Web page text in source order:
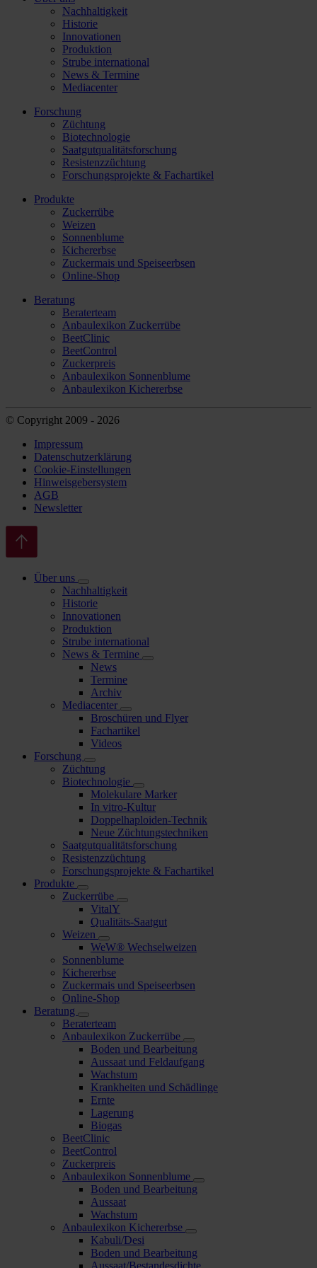
Nachhaltigkeit
Historie
Innovationen
Produktion
Strube international
News & Termine
Mediacenter
Forschung
Züchtung
Biotechnologie
Saatgutqualitätsforschung
Resistenzzüchtung
Forschungsprojekte & Fachartikel
Produkte
Zuckerrübe
Weizen
Sonnenblume
Kichererbse
Zuckermais und Speiseerbsen
Online-Shop
Beratung
Beraterteam
Anbaulexikon Zuckerrübe
BeetClinic
BeetControl
Zuckerpreis
Anbaulexikon Sonnenblume
Anbaulexikon Kichererbse
© Copyright 2009 - 2026
Impressum
Datenschutzerklärung
Cookie-Einstellungen
Hinweisgebersystem
AGB
Newsletter
Über uns
Nachhaltigkeit
Historie
Innovationen
Produktion
Strube international
News & Termine
News
Termine
Archiv
Mediacenter
Broschüren und Flyer
Fachartikel
Videos
Forschung
Züchtung
Biotechnologie
Molekulare Marker
In vitro-Kultur
Doppelhaploiden-Technik
Neue Züchtungstechniken
Saatgutqualitätsforschung
Resistenzzüchtung
Forschungsprojekte & Fachartikel
Produkte
Zuckerrübe
VitalY
Qualitäts-Saatgut
Weizen
WeW® Wechselweizen
Sonnenblume
Kichererbse
Zuckermais und Speiseerbsen
Online-Shop
Beratung
Beraterteam
Anbaulexikon Zuckerrübe
Boden und Bearbeitung
Aussaat und Feldaufgang
Wachstum
Krankheiten und Schädlinge
Ernte
Lagerung
Biogas
BeetClinic
BeetControl
Zuckerpreis
Anbaulexikon Sonnenblume
Boden und Bearbeitung
Aussaat
Wachstum
Anbaulexikon Kichererbse
Kabuli/Desi
Boden und Bearbeitung
Aussaat/Bestandesdichte